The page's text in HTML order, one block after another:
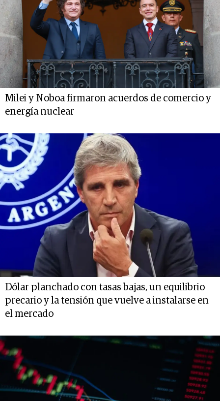
Milei y Noboa firmaron acuerdos de comercio y
energía nuclear
Dólar planchado con tasas bajas, un equilibrio
precario y la tensión que vuelve a instalarse en
el mercado